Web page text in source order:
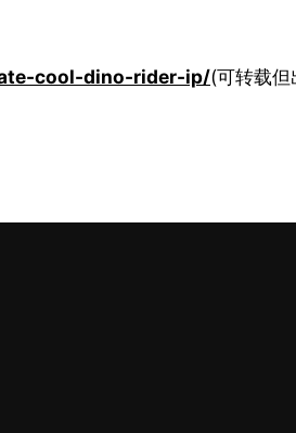
cool-dino-rider-ip/(可转载但